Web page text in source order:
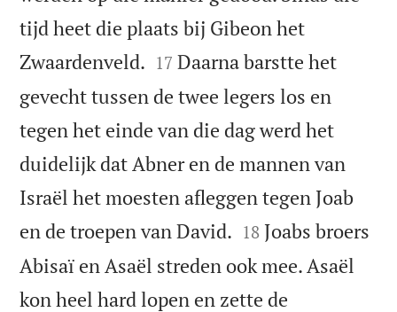
tijd heet die plaats bij Gibeon het
Zwaardenveld. 

17 Daarna barstte het
gevecht tussen de twee legers los en
tegen het einde van die dag werd het
duidelijk dat Abner en de mannen van
Israël het moesten afleggen tegen Joab
en de troepen van David. 

18 Joabs broers
Abisaï en Asaël streden ook mee. Asaël
kon heel hard lopen en zette de